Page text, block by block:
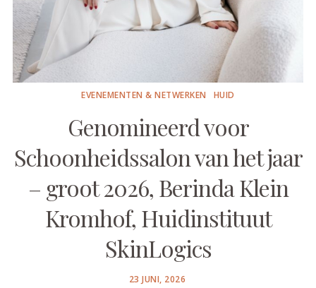
EVENEMENTEN & NETWERKEN HUID
Genomineerd voor
Schoonheidssalon van het jaar
– groot 2026, Berinda Klein
Kromhof, Huidinstituut
SkinLogics
POSTED
23 JUNI, 2026